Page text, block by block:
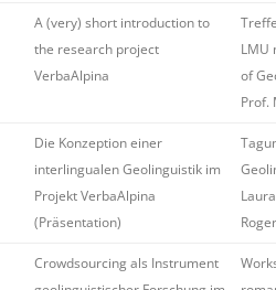
A (very) short introduction to
the research project
VerbaAlpina
LMU
of
Prof.
Die Konzeption einer
interlingualen Geolinguistik im
Projekt VerbaAlpina
(Präsentation)
Crowdsourcing als Instrument